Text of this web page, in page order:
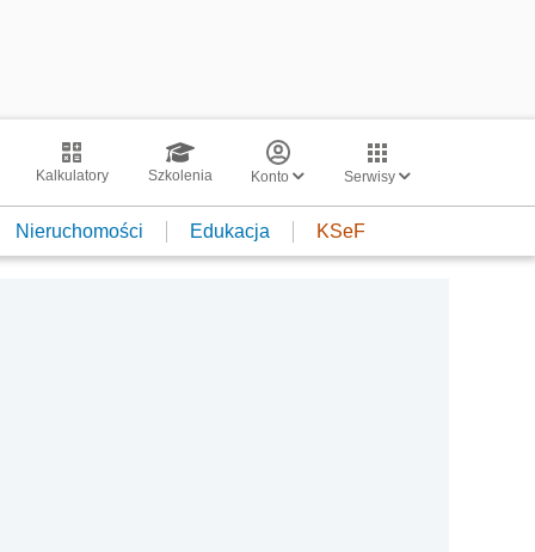
Kalkulatory Szkolenia Konto Serwisy
Nieruchomości Edukacja KSeF